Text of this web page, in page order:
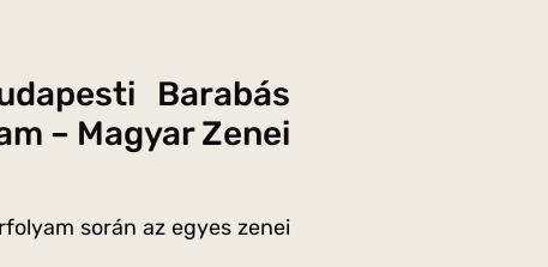
Barabás
– Magyar Zenei
során az egyes zenei